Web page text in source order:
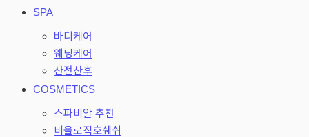
SPA
바디케어
웨딩케어
산전산후
COSMETICS
스파비알 추천
비올로직호쉐쉬